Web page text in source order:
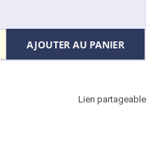
AJOUTER AU PANIER
Lien partageable